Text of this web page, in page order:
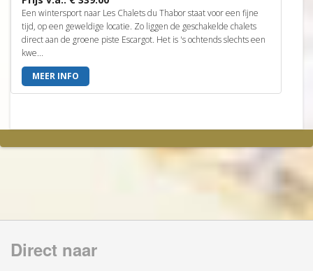
Een wintersport naar Les Chalets du Thabor staat voor een fijne
tijd, op een geweldige locatie. Zo liggen de geschakelde chalets
direct aan de groene piste Escargot. Het is 's ochtends slechts een
kwe...
MEER INFO
Direct naar